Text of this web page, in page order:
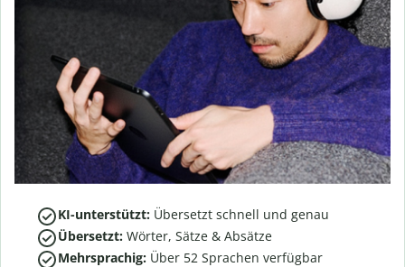
KI-unterstützt: Übersetzt schnell und genau
Übersetzt: Wörter, Sätze & Absätze
Mehrsprachig: Über 52 Sprachen verfügbar